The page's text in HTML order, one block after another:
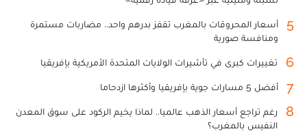
5
أسعار المحروقات بالمغرب تقفز بدرهم واحد.. مضاربات مستمرة
ومنافسة صورية
6 تغييرات كبرى في تأشيرات الولايات المتحدة الأمريكية بإفريقيا
7 أفضل 5 مسارات جوية بإفريقيا وأكثرها ازدحاما
8
رغم تراجع أسعار الذهب عالميا.. لماذا يخيم الركود على سوق المعدن
النفيس بالمغرب؟